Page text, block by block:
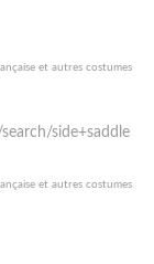
side+saddle